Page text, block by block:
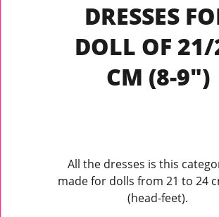
DRESSES
DOLL OF
CM (8-9")
All the dresses is this
made for dolls from 21 to 24
(head-feet).